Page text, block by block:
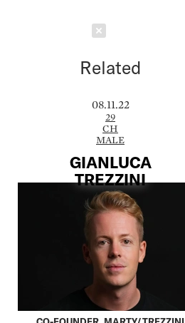
Related
08.11.22
29
CH
MALE
GIANLUCA
TREZZINI